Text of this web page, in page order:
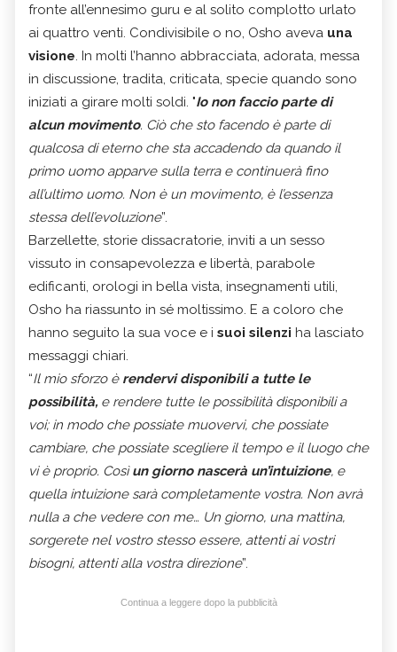
fronte all’ennesimo guru e al solito complotto urlato
ai quattro venti. Condivisibile o no, Osho aveva una
visione. In molti l’hanno abbracciata, adorata, messa
in discussione, tradita, criticata, specie quando sono
iniziati a girare molti soldi. "Io non faccio parte di
alcun movimento. Ciò che sto facendo è parte di
qualcosa di eterno che sta accadendo da quando il
primo uomo apparve sulla terra e continuerà fino
all’ultimo uomo. Non è un movimento, è l’essenza
stessa dell’evoluzione”.
Barzellette, storie dissacratorie, inviti a un sesso
vissuto in consapevolezza e libertà, parabole
edificanti, orologi in bella vista, insegnamenti utili,
Osho ha riassunto in sé moltissimo. E a coloro che
hanno seguito la sua voce e i suoi silenzi ha lasciato
messaggi chiari.
“Il mio sforzo è rendervi disponibili a tutte le
possibilità, e rendere tutte le possibilità disponibili a
voi; in modo che possiate muovervi, che possiate
cambiare, che possiate scegliere il tempo e il luogo che
vi è proprio. Cosìun giorno nascerà un’intuizione, e
quella intuizione sarà completamente vostra. Non avrà
nulla a che vedere con me… Un giorno, una mattina,
sorgerete nel vostro stesso essere, attenti ai vostri
bisogni, attenti alla vostra direzione”.
Continua a leggere dopo la pubblicità